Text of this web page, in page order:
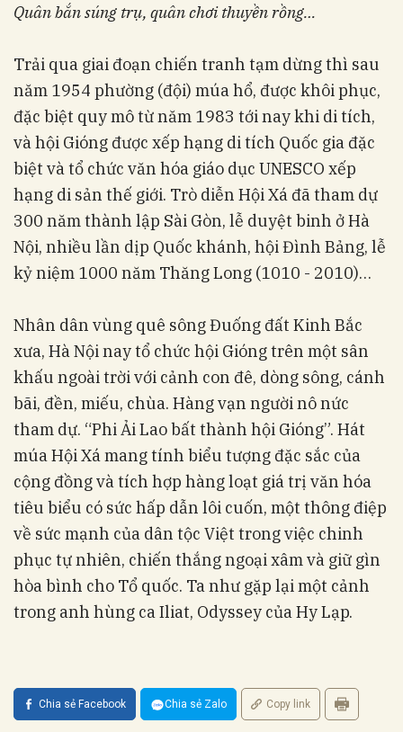
Quân bắn súng trụ, quân chơi thuyền rồng…
Trải qua giai đoạn chiến tranh tạm dừng thì sau
năm 1954 phường (đội) múa hổ, được khôi phục,
đặc biệt quy mô từ năm 1983 tới nay khi di tích,
và hội Gióng được xếp hạng di tích Quốc gia đặc
biệt và tổ chức văn hóa giáo dục UNESCO xếp
hạng di sản thế giới. Trò diễn Hội Xá đã tham dự
300 năm thành lập Sài Gòn, lễ duyệt binh ở Hà
Nội, nhiều lần dịp Quốc khánh, hội Đình Bảng, lễ
kỷ niệm 1000 năm Thăng Long (1010 - 2010)…
Nhân dân vùng quê sông Đuống đất Kinh Bắc
xưa, Hà Nội nay tổ chức hội Gióng trên một sân
khấu ngoài trời với cảnh con đê, dòng sông, cánh
bãi, đền, miếu, chùa. Hàng vạn người nô nức
tham dự. “Phi Ải Lao bất thành hội Gióng”. Hát
múa Hội Xá mang tính biểu tượng đặc sắc của
cộng đồng và tích hợp hàng loạt giá trị văn hóa
tiêu biểu có sức hấp dẫn lôi cuốn, một thông điệp
về sức mạnh của dân tộc Việt trong việc chinh
phục tự nhiên, chiến thắng ngoại xâm và giữ gìn
hòa bình cho Tổ quốc. Ta như gặp lại một cảnh
trong anh hùng ca Iliat, Odyssey của Hy Lạp.
Chia sẻ Facebook Chia sẻ Zalo Copy link